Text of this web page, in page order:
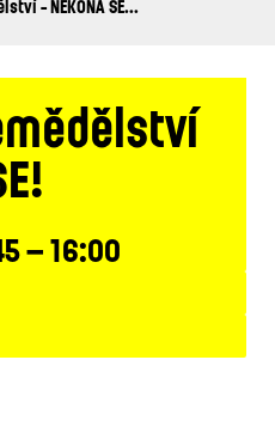
- NEKONÁ SE...
– 16:00